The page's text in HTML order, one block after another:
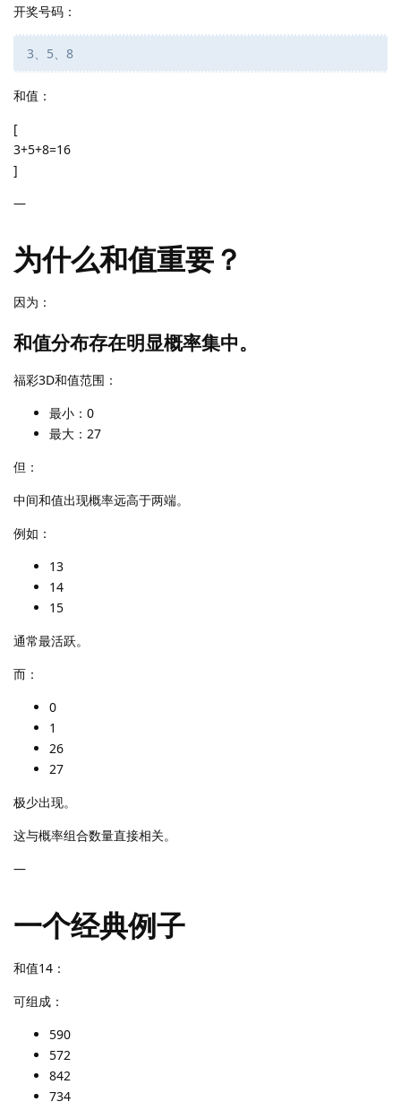
开奖号码：
3、5、8
和值：
[
3+5+8=16
]
—
为什么和值重要？
因为：
和值分布存在明显概率集中。
福彩3D和值范围：
最小：0
最大：27
但：
中间和值出现概率远高于两端。
例如：
13
14
15
通常最活跃。
而：
0
1
26
27
极少出现。
这与概率组合数量直接相关。
—
一个经典例子
和值14：
可组成：
590
572
842
734